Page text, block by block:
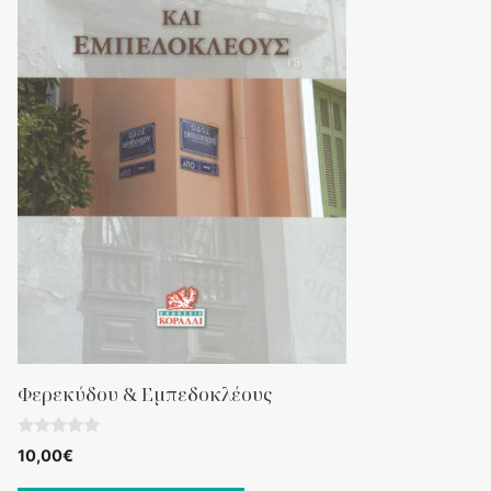
Φερεκύδου & Εμπεδοκλέους
0
o
10,00€